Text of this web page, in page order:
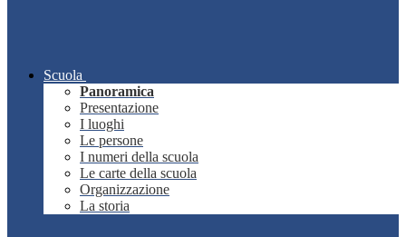
Scuola
Panoramica
Presentazione
I luoghi
Le persone
I numeri della scuola
Le carte della scuola
Organizzazione
La storia